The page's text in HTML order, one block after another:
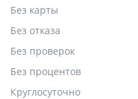
Без карты
Без отказа
Без проверок
Без процентов
Круглосуточно